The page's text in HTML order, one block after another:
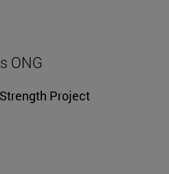
ONG
Project